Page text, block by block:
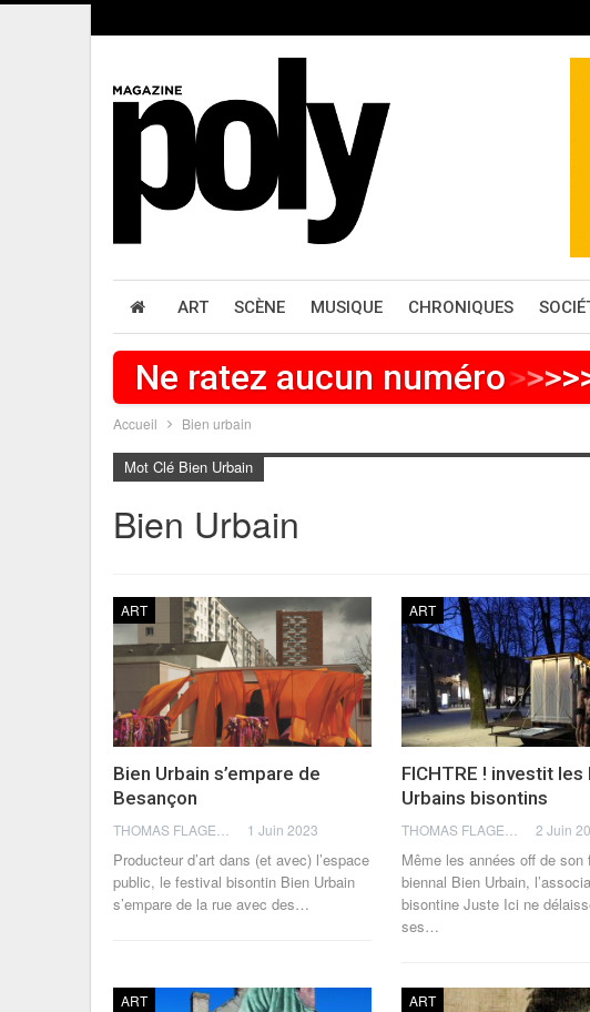
ART SCÈNE MUSIQUE CHRONIQUES
Ne ratez aucun numéro >>>>
Accueil Bien urbain
Mot Clé Bien Urbain
Bien Urbain
ART
Bien Urbain s’empare de
Besançon
1 Juin 2023
Producteur d’art dans (et avec) l’espace
public, le festival bisontin Bien Urbain
s’empare de la rue avec des…
ART
FICHTRE ! investit les
Urbains bisontins
2 Juin
Même les années off de son
biennal Bien Urbain,
bisontine Juste Ici ne
ses…
ART ART